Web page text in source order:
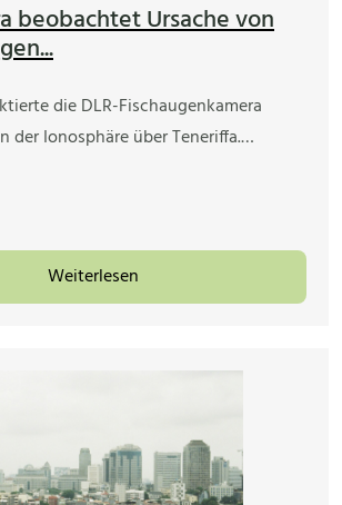
beobachtet Ursache von
die DLR-Fischaugenkamera
der Ionosphäre über Teneriffa.…
Weiterlesen